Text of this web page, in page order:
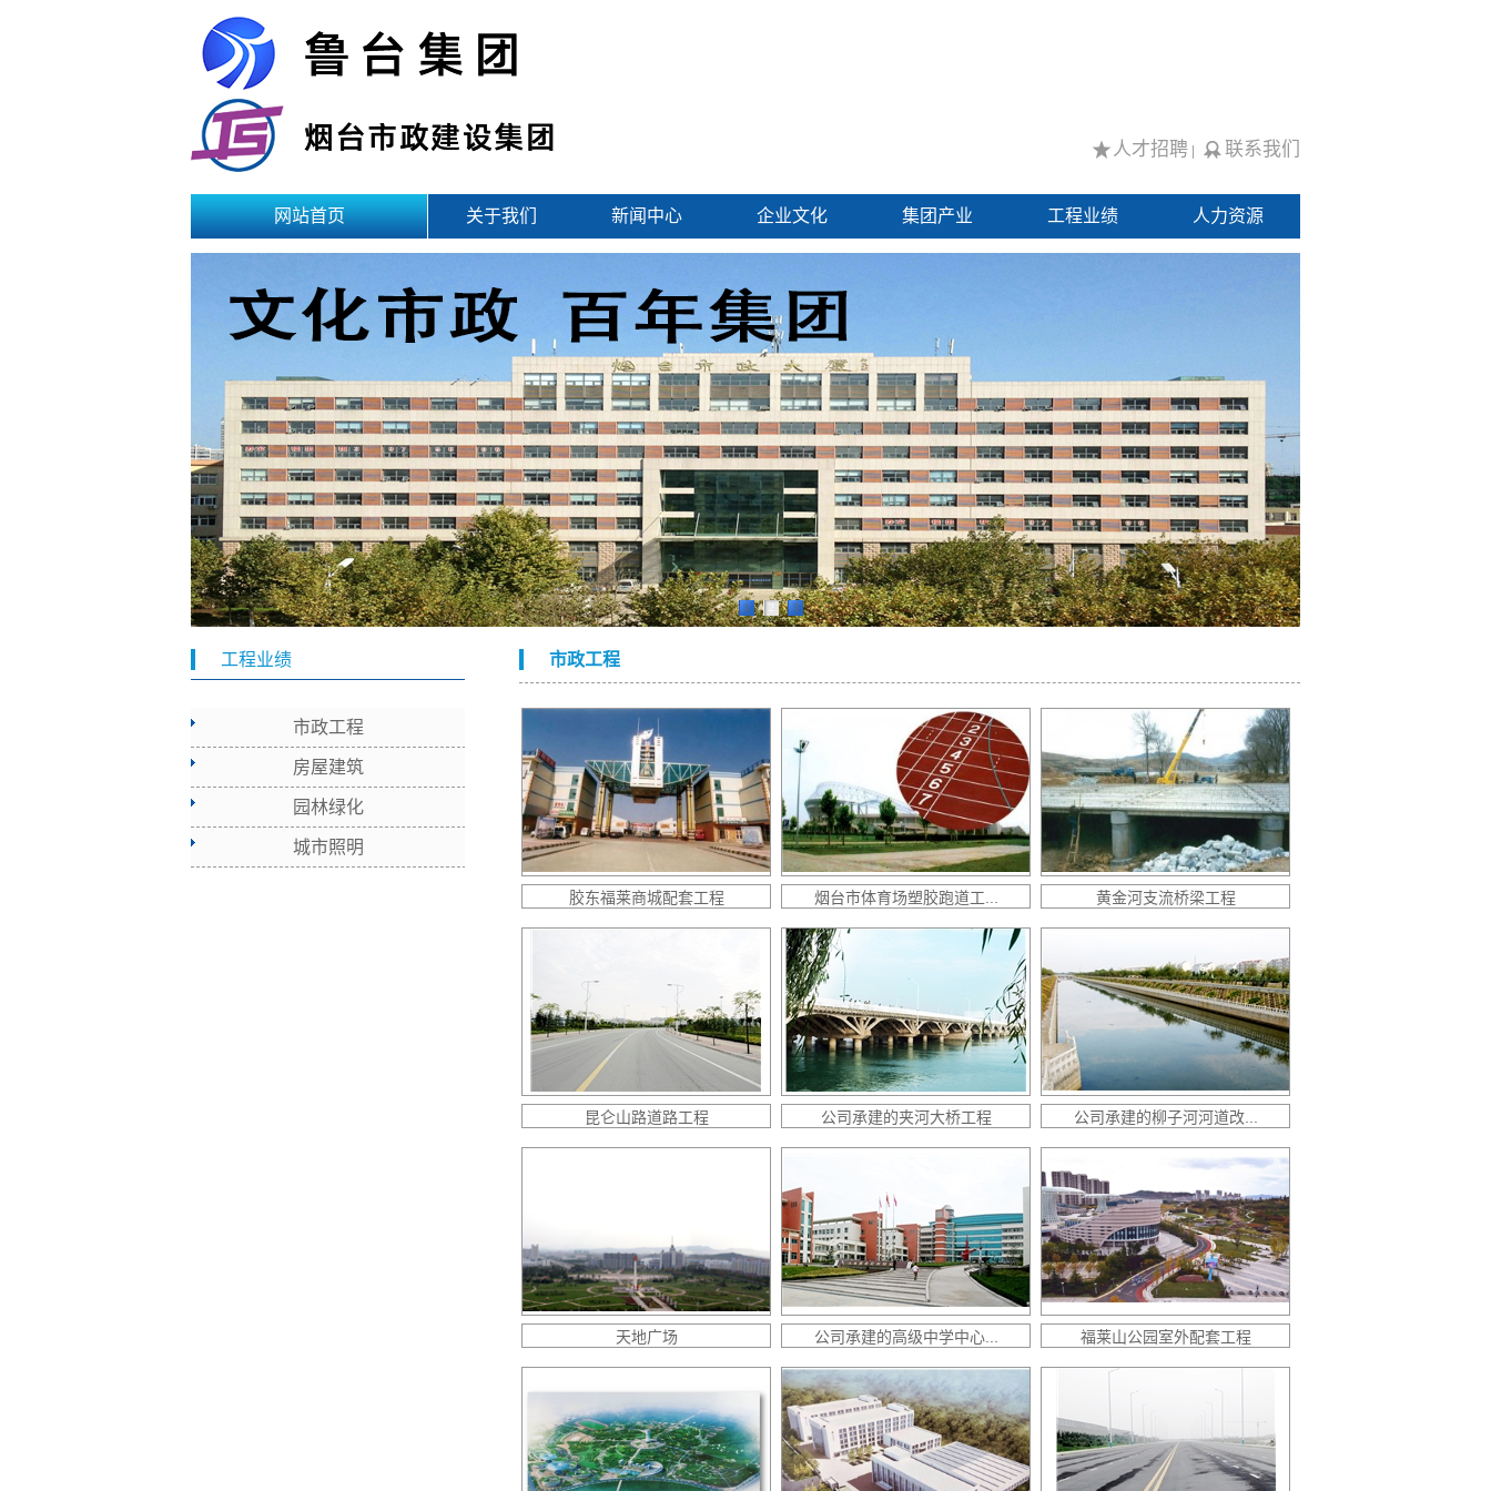
人才招聘 联系我们
网站首页 关于我们 新闻中心 企业文化 集团产业 工程业绩 人力资源
1 3
工程业绩
市政工程
房屋建筑
园林绿化
城市照明
市政工程
胶东福莱商城配套工程 烟台市体育场塑胶跑道工... 黄金河支流桥梁工程
昆仑山路道路工程 公司承建的夹河大桥工程 公司承建的柳子河河道改...
天地广场 公司承建的高级中学中心... 福莱山公园室外配套工程